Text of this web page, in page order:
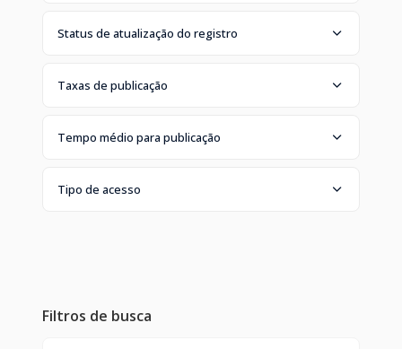
Status de atualização do registro
Taxas de publicação
Tempo médio para publicação
Tipo de acesso
Filtros de busca